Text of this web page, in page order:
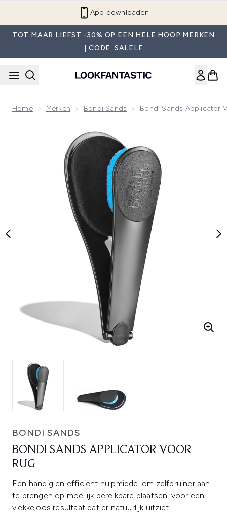
App downloaden
TOT MAAR LIEFST -30% OP EEN HELE HOOP MERKEN
| CODE: SALELF
Home Merken Bondi Sands Bondi Sands Applicator
BONDI SANDS
BONDI SANDS APPLICATOR VOOR
RUG
Een handig en efficiënt hulpmiddel om zelfbruiner aan
te brengen op moeilijk bereikbare plaatsen, voor een
vlekkeloos resultaat dat er natuurlijk uitziet.